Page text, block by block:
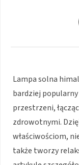
Lampa solna
bardziej
przestrzeni,
zdrowotnymi.
właściwościom,
także tworzy